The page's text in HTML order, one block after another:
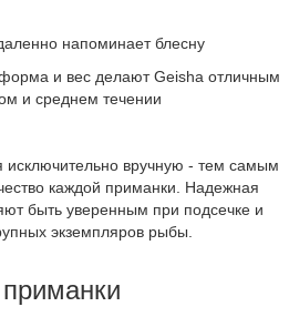
напоминает блесну
и вес делают Geisha отличным
и среднем течении
исключительно вручную - тем самым
каждой приманки. Надежная
быть уверенным при подсечке и
экземпляров рыбы.